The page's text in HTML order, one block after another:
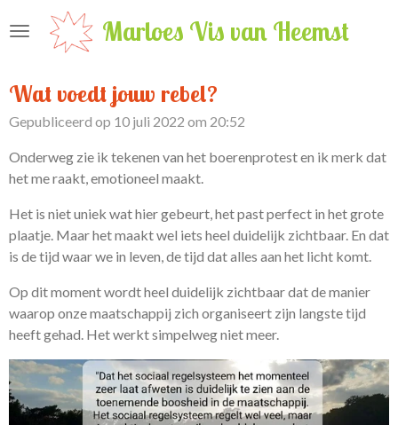
direct
de
hoofdinhoud
Marloes Vis van Heemst
Wat voedt jouw rebel?
Gepubliceerd op 10 juli 2022 om 20:52
Onderweg zie ik tekenen van het boerenprotest en ik merk dat
het me raakt, emotioneel maakt.
Het is niet uniek wat hier gebeurt, het past perfect in het grote
plaatje. Maar het maakt wel iets heel duidelijk zichtbaar. En dat
is de tijd waar we in leven, de tijd dat alles aan het licht komt.
Op dit moment wordt heel duidelijk zichtbaar dat de manier
waarop onze maatschappij zich organiseert zijn langste tijd
heeft gehad. Het werkt simpelweg niet meer.